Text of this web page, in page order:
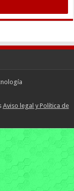
Aviso legal y Política de